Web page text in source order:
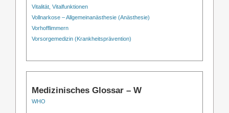
Vitalität, Vitalfunktionen
Vollnarkose – Allgemeinanästhesie (Anästhesie)
Vorhofflimmern
Vorsorgemedizin (Krankheitsprävention)
Medizinisches Glossar – W
WHO